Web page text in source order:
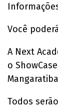
Você
A Next
o
Todos